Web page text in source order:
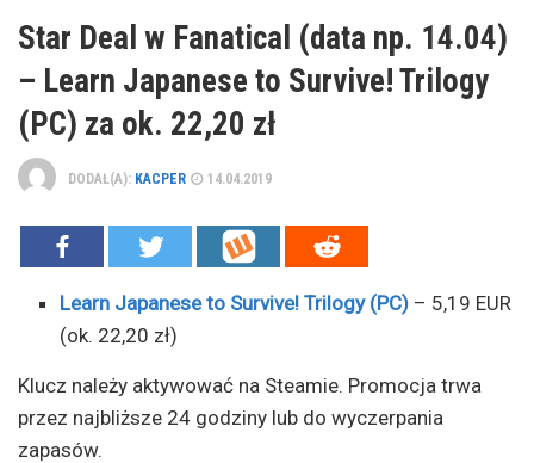
Star Deal w Fanatical (data np. 14.04)
– Learn Japanese to Survive! Trilogy
(PC) za ok. 22,20 zł
DODAŁ(A): KACPER 14.04.2019
Learn Japanese to Survive! Trilogy (PC) – 5,19 EUR
(ok. 22,20 zł)
Klucz należy aktywować na Steamie. Promocja trwa
przez najbliższe 24 godziny lub do wyczerpania
zapasów.